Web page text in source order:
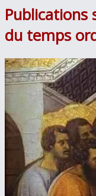
Publications
du temps